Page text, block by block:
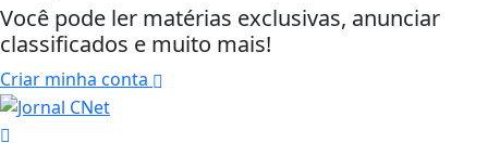
Você pode ler matérias exclusivas, anunciar
classificados e muito mais!
Criar minha conta